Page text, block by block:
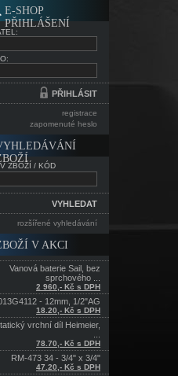
E-SHOP
PŘIHLÁŠENÍ
registrace
zapomenuté heslo
ZBOŽÍ / KÓD
rozšířené vyhledávání
V AKCI
Vanová baterie Sail, bez
sprchového ...
2 960,- Kč s DPH
- 12mm, 1/2"AG
18.20,- Kč s DPH
vrchní díl Heimeier,
78.70,- Kč s DPH
RM-473 34 - 3/4" x 3/4"
47.20,- Kč s DPH